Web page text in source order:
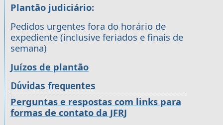
Plantão judiciário:
Pedidos urgentes fora do horário de
expediente (inclusive feriados e finais de
semana)
Juízos de plantão
Dúvidas frequentes
Perguntas e respostas com links para
formas de contato da JFRJ